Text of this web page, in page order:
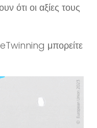
ότι οι αξίες τους
μπορείτε